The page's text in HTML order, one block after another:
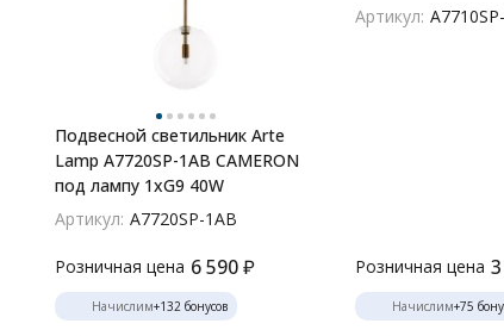
Подвесной светильник Arte
Lamp A7720SP-1AB CAMERON
под лампу 1xG9 40W
Артикул: A7720SP-1AB
Розничная цена 6 590₽
Начислим+132бонусов
Артикул:
Розничная цена
Начислим+75